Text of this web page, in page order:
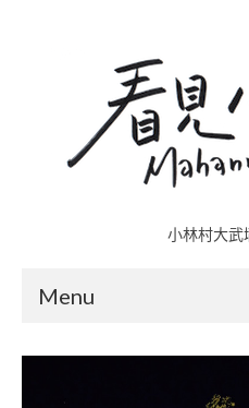
小林村大武
Menu
小林村故事多